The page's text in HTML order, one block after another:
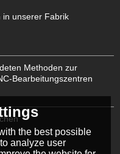
in unserer Fabrik
Methoden zur
Bearbeitungszentren
the best possible
analyze user